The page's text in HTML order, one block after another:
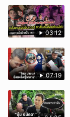
03:12
07:19